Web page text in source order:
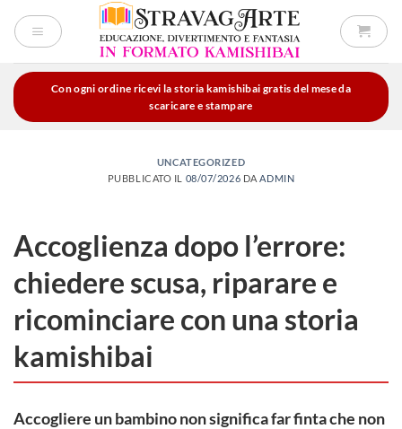
Con ogni ordine ricevi la storia kamishibai gratis del mese da
scaricare e stampare
UNCATEGORIZED
PUBBLICATO IL 08/07/2026 DA ADMIN
Accoglienza dopo l’errore:
chiedere scusa, riparare e
ricominciare con una storia
kamishibai
Accogliere un bambino non significa far finta che non